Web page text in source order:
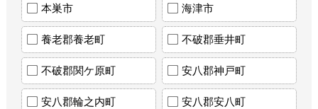
本巣市 海津市
養老郡養老町 不破郡垂井町
不破郡関ケ原町 安八郡神戸町
安八郡輪之内町 安八郡安八町